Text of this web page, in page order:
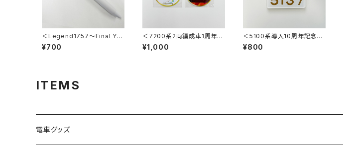
＜Legend1757～Final Ye
ar 2026～＞チャーム付ボー
ルペン
¥700
＜7200系2両編成車1周年記
念＞茜音ミニチュアマグネット
2枚セット
¥1,000
＜5100系導入10周年記念＞
マグネット付アクリルプレート
¥800
ITEMS
電車グッズ